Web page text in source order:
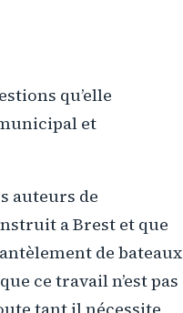
qu’elle
et
auteurs de
a Brest et que
de bateaux
ce travail n’est pas